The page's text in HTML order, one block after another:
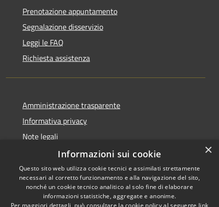
Prenotazione appuntamento
Segnalazione disservizio
Leggi le FAQ
Richiesta assistenza
Amministrazione trasparente
Informativa privacy
Note legali
Dichiarazione di accessibilità
RSS
Copyright © 2026 • Comune di
×
Informazioni sui cookie
Questo sito web utilizza cookie tecnici e assimilati strettamente
necessari al corretto funzionamento e alla navigazione del sito,
nonché un cookie tecnico analitico al solo fine di elaborare
informazioni statistiche, aggregate e anonime.
Per maggiori dettagli, può consultare la cookie policy al seguente link